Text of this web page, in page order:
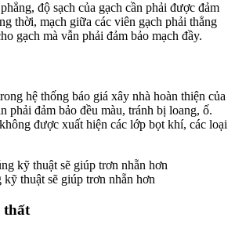
độ sạch của gạch cần phải được đảm
thời, mạch giữa các viên gạch phải thẳng
gạch mà vẫn phải đảm bảo mạch đầy.
hệ thống báo giá xây nhà hoàn thiện của
phải đảm bảo đều màu, tránh bị loang, ố.
được xuất hiện các lớp bọt khí, các loại
kỹ thuật sẽ giúp trơn nhẵn hơn
thất